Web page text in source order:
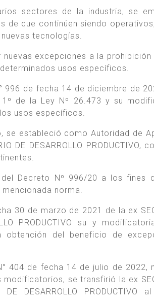
sectores de la industria, se
de que continúen siendo
tecnologías.
excepciones a la prohibición
usos específicos.
de fecha 14 de diciembre de
de la Ley Nº 26.473 y su
usos específicos.
se estableció como Autoridad de
DE DESARROLLO PRODUCTIVO,
Decreto Nº 996/20 a los fines
norma.
30 de marzo de 2021 de la ex
PRODUCTIVO su y
del beneficio de
404 de fecha 14 de julio de 2022,
se transfirió la ex
DESARROLLO PRODUCTIVO